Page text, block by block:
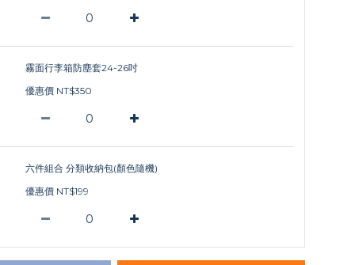
霧面行李箱防塵套24-26吋
優惠價 NT$350
六件組合 分類收納包(顏色隨機)
優惠價 NT$199